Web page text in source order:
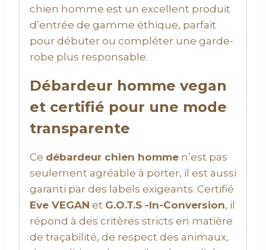
chien homme est un excellent produit
d’entrée de gamme éthique, parfait
pour débuter ou compléter une garde-
robe plus responsable.
Débardeur homme vegan
et certifié pour une mode
transparente
Ce débardeur chien homme n’est pas
seulement agréable à porter, il est aussi
garanti par des labels exigeants. Certifié
Eve VEGAN et G.O.T.S -In-Conversion, il
répond à des critères stricts en matière
de traçabilité, de respect des animaux,